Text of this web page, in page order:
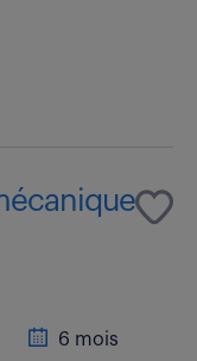
6 mois